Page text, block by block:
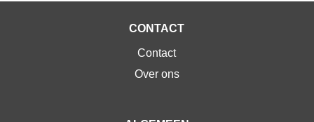
CONTACT
Contact
Over ons